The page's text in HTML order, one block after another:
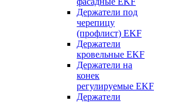
Держатели под
черепицу
(профлист) EKF
Держатели
кровельные EKF
Держатели на
конек
регулируемые EKF
Держатели